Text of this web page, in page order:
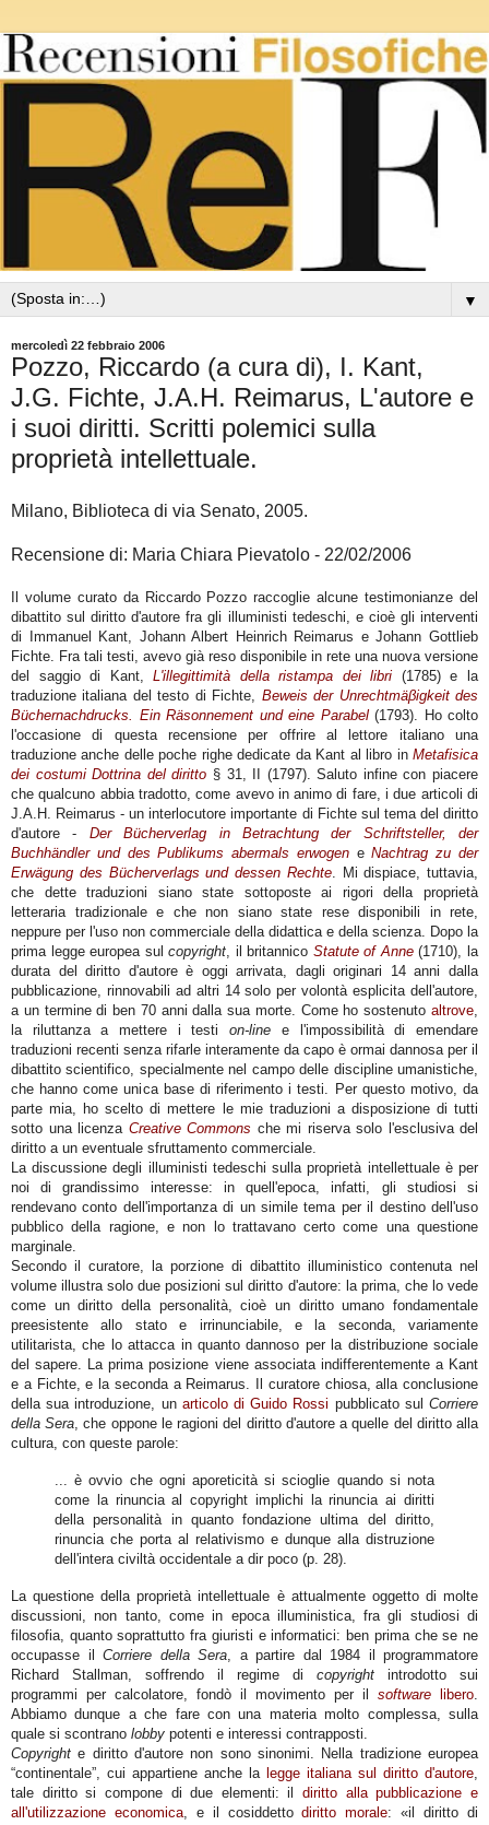
▼
mercoledì 22 febbraio 2006
Pozzo, Riccardo (a cura di), I. Kant,
J.G. Fichte, J.A.H. Reimarus, L'autore e
i suoi diritti. Scritti polemici sulla
proprietà intellettuale.
Milano, Biblioteca di via Senato, 2005.
Recensione di: Maria Chiara Pievatolo - 22/02/2006
Il volume curato da Riccardo Pozzo raccoglie alcune testimonianze del
dibattito sul diritto d'autore fra gli illuministi tedeschi, e cioè gli interventi
di Immanuel Kant, Johann Albert Heinrich Reimarus e Johann Gottlieb
Fichte. Fra tali testi, avevo già reso disponibile in rete una nuova versione
del saggio di Kant,L'illegittimità della ristampa dei libri (1785) e la
traduzione italiana del testo di Fichte, Beweis der Unrechtmäβigkeit des
Büchernachdrucks. Ein Räsonnement und eine Parabel(1793). Ho colto
l'occasione di questa recensione per offrire al lettore italiano una
traduzione anche delle poche righe dedicate da Kant al libro in Metafisica
dei costumi Dottrina del diritto § 31, II (1797). Saluto infine con piacere
che qualcuno abbia tradotto, come avevo in animo di fare, i due articoli di
J.A.H. Reimarus - un interlocutore importante di Fichte sul tema del diritto
d'autore - Der Bücherverlag in Betrachtung der Schriftsteller, der
Buchhändler und des Publikums abermals erwogeneNachtrag zu der
Erwägung des Bücherverlags und dessen Rechte. Mi dispiace, tuttavia,
che dette traduzioni siano state sottoposte ai rigori della proprietà
letteraria tradizionale e che non siano state rese disponibili in rete,
neppure per l'uso non commerciale della didattica e della scienza. Dopo la
prima legge europea sulcopyright, il britannico Statute of Anne(1710), la
durata del diritto d'autore è oggi arrivata, dagli originari 14 anni dalla
pubblicazione, rinnovabili ad altri 14 solo per volontà esplicita dell'autore,
a un termine di ben 70 anni dalla sua morte. Come ho sostenuto altrove,
la riluttanza a mettere i testion-line e l'impossibilità di emendare
traduzioni recenti senza rifarle interamente da capo è ormai dannosa per il
dibattito scientifico, specialmente nel campo delle discipline umanistiche,
che hanno come unica base di riferimento i testi. Per questo motivo, da
parte mia, ho scelto di mettere le mie traduzioni a disposizione di tutti
sotto una licenza Creative Commons che mi riserva solo l'esclusiva del
diritto a un eventuale sfruttamento commerciale.
La discussione degli illuministi tedeschi sulla proprietà intellettuale è per
noi di grandissimo interesse: in quell'epoca, infatti, gli studiosi si
rendevano conto dell'importanza di un simile tema per il destino dell'uso
pubblico della ragione, e non lo trattavano certo come una questione
marginale.
Secondo il curatore, la porzione di dibattito illuministico contenuta nel
volume illustra solo due posizioni sul diritto d'autore: la prima, che lo vede
come un diritto della personalità, cioè un diritto umano fondamentale
preesistente allo stato e irrinunciabile, e la seconda, variamente
utilitarista, che lo attacca in quanto dannoso per la distribuzione sociale
del sapere. La prima posizione viene associata indifferentemente a Kant
e a Fichte, e la seconda a Reimarus. Il curatore chiosa, alla conclusione
della sua introduzione, un articolo di Guido Rossi pubblicato sulCorriere
della Sera, che oppone le ragioni del diritto d'autore a quelle del diritto alla
cultura, con queste parole:
... è ovvio che ogni aporeticità si scioglie quando si nota
come la rinuncia al copyright implichi la rinuncia ai diritti
della personalità in quanto fondazione ultima del diritto,
rinuncia che porta al relativismo e dunque alla distruzione
dell'intera civiltà occidentale a dir poco (p. 28).
La questione della proprietà intellettuale è attualmente oggetto di molte
discussioni, non tanto, come in epoca illuministica, fra gli studiosi di
filosofia, quanto soprattutto fra giuristi e informatici: ben prima che se ne
occupasse il Corriere della Sera , a partire dal 1984 il programmatore
Richard Stallman, soffrendo il regime di copyright introdotto sui
programmi per calcolatore, fondò il movimento per il software libero
Abbiamo dunque a che fare con una materia molto complessa, sulla
quale si scontrano lobby potenti e interessi contrapposti.
Copyright e diritto d'autore non sono sinonimi. Nella tradizione europea
“continentale”, cui appartiene anche la legge italiana sul diritto d'autore
tale diritto si compone di due elementi: ildiritto alla pubblicazione e
all'utilizzazione economica, e il cosiddettodiritto morale: «il diritto di